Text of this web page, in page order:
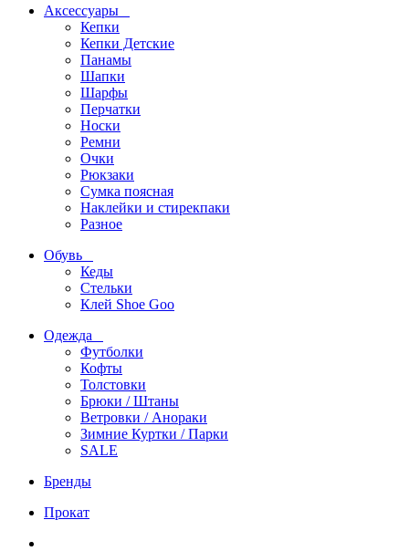
Аксессуары
Кепки
Кепки Детские
Панамы
Шапки
Шарфы
Перчатки
Носки
Ремни
Очки
Рюкзаки
Сумка поясная
Наклейки и стирекпаки
Разное
Обувь
Кеды
Стельки
Клей Shoe Goo
Одежда
Футболки
Кофты
Толстовки
Брюки / Штаны
Ветровки / Анораки
Зимние Куртки / Парки
SALE
Бренды
Прокат